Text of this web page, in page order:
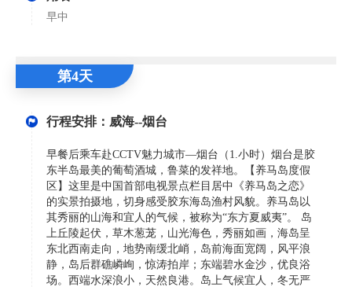
早中
第4天
行程安排：威海--烟台
早餐后乘车赴CCTV魅力城市—烟台（1.小时）烟台是胶
东半岛最美的葡萄酒城，鲁菜的发祥地。【养马岛度假
区】这里是中国首部电视景点栏目居中《养马岛之恋》
的实景拍摄地，切身感受胶东海岛渔村风貌。养马岛以
其秀丽的山海和宜人的气候，被称为“东方夏威夷”。 岛
上丘陵起伏，草木葱茏，山光海色，秀丽如画，海岛呈
东北西南走向，地势南缓北峭，岛前海面宽阔，风平浪
静，岛后群礁嶙峋，惊涛拍岸；东端碧水金沙，优良浴
场。西端水深浪小，天然良港。岛上气候宜人，冬无严